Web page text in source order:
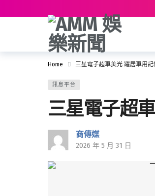
Home 三星電子超車美光 躍居車用
訊息平台
三星電子超
商傳媒
2026 年 5 月 31 日